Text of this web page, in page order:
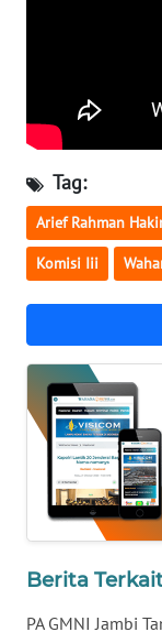
Tag:
Arief Rahman
Komisi Iii
Berita
PA GMNI Jambi
WN
SULBAR
WN
BABEL
SUMSEL
WN
BENGKULU
WN
WN